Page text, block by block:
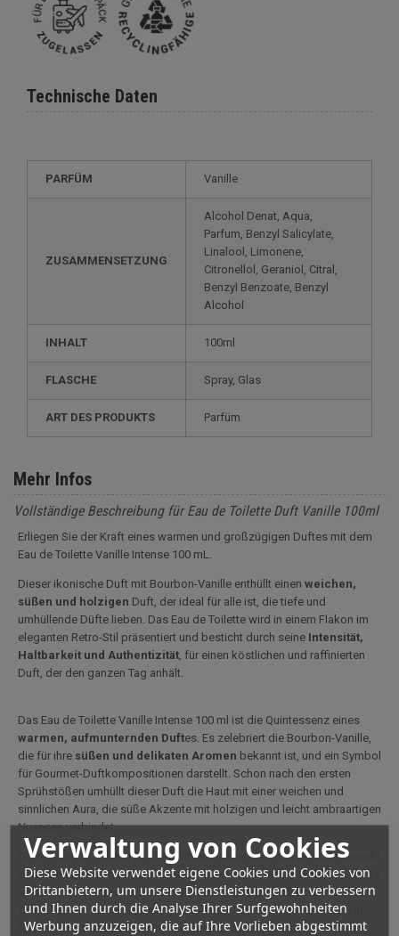
Verwaltung von Cookies
Diese Website verwendet eigene Cookies und Cookies von
Drittanbietern, um unsere Dienstleistungen zu verbessern
und Ihnen durch die Analyse Ihrer Surfgewohnheiten
Werbung anzuzeigen, die auf Ihre Vorlieben abgestimmt
Technische Daten
PARFÜM Vanille
ZUSAMMENSETZUNG
Alcohol Denat, Aqua,
Parfum, Benzyl Salicylate,
Linalool, Limonene,
Citronellol, Geraniol, Citral,
Benzyl Benzoate, Benzyl
Alcohol
INHALT 100ml
FLASCHE Spray, Glas
ART DES PRODUKTS Parfüm
Mehr Infos
Vollständige Beschreibung für Eau de Toilette Duft Vanille 100ml
Erliegen Sie der Kraft eines warmen und großzügigen Duftes mit dem
Eau de Toilette Vanille Intense 100 mL.
Dieser ikonische Duft mit Bourbon-Vanille enthüllt einen weichen,
süßen und holzigen Duft, der ideal für alle ist, die tiefe und
umhüllende Düfte lieben. Das Eau de Toilette wird in einem Flakon im
eleganten Retro-Stil präsentiert und besticht durch seine Intensität,
Haltbarkeit und Authentizität , für einen köstlichen und raffinierten
Duft, der den ganzen Tag anhält.
Das Eau de Toilette Vanille Intense 100 ml ist die Quintessenz eines
warmen, aufmunternden Duftes. Es zelebriert die Bourbon-Vanille,
die für ihre süßen und delikaten Aromen bekannt ist, und ein Symbol
für Gourmet-Duftkompositionen darstellt. Schon nach den ersten
Sprühstößen umhüllt dieser Duft die Haut mit einer weichen und
sinnlichen Aura, die süße Akzente mit holzigen und leicht ambraartigen
Nuancen verbindet.
Dieses Eau de Toilette ist ideal für jede Jahreszeit und besticht sowohl
durch seinen Duftreichtum als auch durch seinelange Haltbarkeit.Es
ist sowohl für Frauen als auch für Männer geeignet und passt zu jeder
Tageszeit: ein Hauch am Morgen, um den Tag zu beginnen, oder ein
Sprühstoß am Abend, um Ihre Eleganz zu unterstreichen.